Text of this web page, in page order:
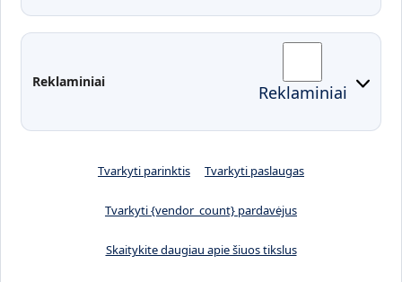
Reklaminiai Reklaminiai
Tvarkyti parinktis Tvarkyti paslaugas
Tvarkyti {vendor_count} pardavėjus
Skaitykite daugiau apie šiuos tikslus
Moodle
EDINA
Pasirengimas ekstremaliai